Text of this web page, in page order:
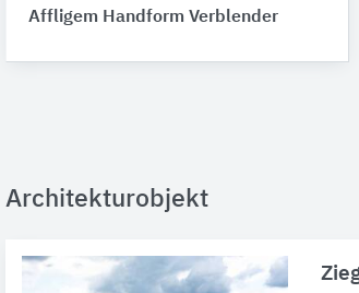
Affligem Handform Verblender
Architekturobjekt